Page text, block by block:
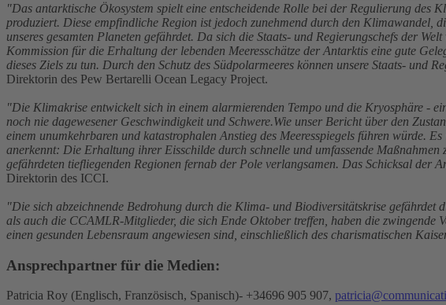
"Das antarktische Ökosystem spielt eine entscheidende Rolle bei der Regulierung des
produziert. Diese empfindliche Region ist jedoch zunehmend durch den Klimawandel,
unseres gesamten Planeten gefährdet. Da sich die Staats- und Regierungschefs der
Kommission für die Erhaltung der lebenden Meeresschätze der Antarktis eine gute
dieses Ziels zu tun. Durch den Schutz des Südpolarmeeres können unsere Staats- und
Direktorin des Pew Bertarelli Ocean Legacy Project.
"Die Klimakrise entwickelt sich in einem alarmierenden Tempo und die Kryosphäre -
noch nie dagewesener Geschwindigkeit und Schwere.Wie unser Bericht über den
einem unumkehrbaren und katastrophalen Anstieg des Meeresspiegels führen würde.
anerkennt: Die Erhaltung ihrer Eisschilde durch schnelle und umfassende
gefährdeten tiefliegenden Regionen fernab der Pole verlangsamen. Das Schicksal der
Direktorin des ICCI.
"Die sich abzeichnende Bedrohung durch die Klima- und Biodiversitätskrise gefährdet
als auch die CCAMLR-Mitglieder, die sich Ende Oktober treffen, haben die zwingende
einen gesunden Lebensraum angewiesen sind, einschließlich des charismatischen
Ansprechpartner für die Medien:
Patricia Roy (Englisch, Französisch, Spanisch)- +34696 905 907,